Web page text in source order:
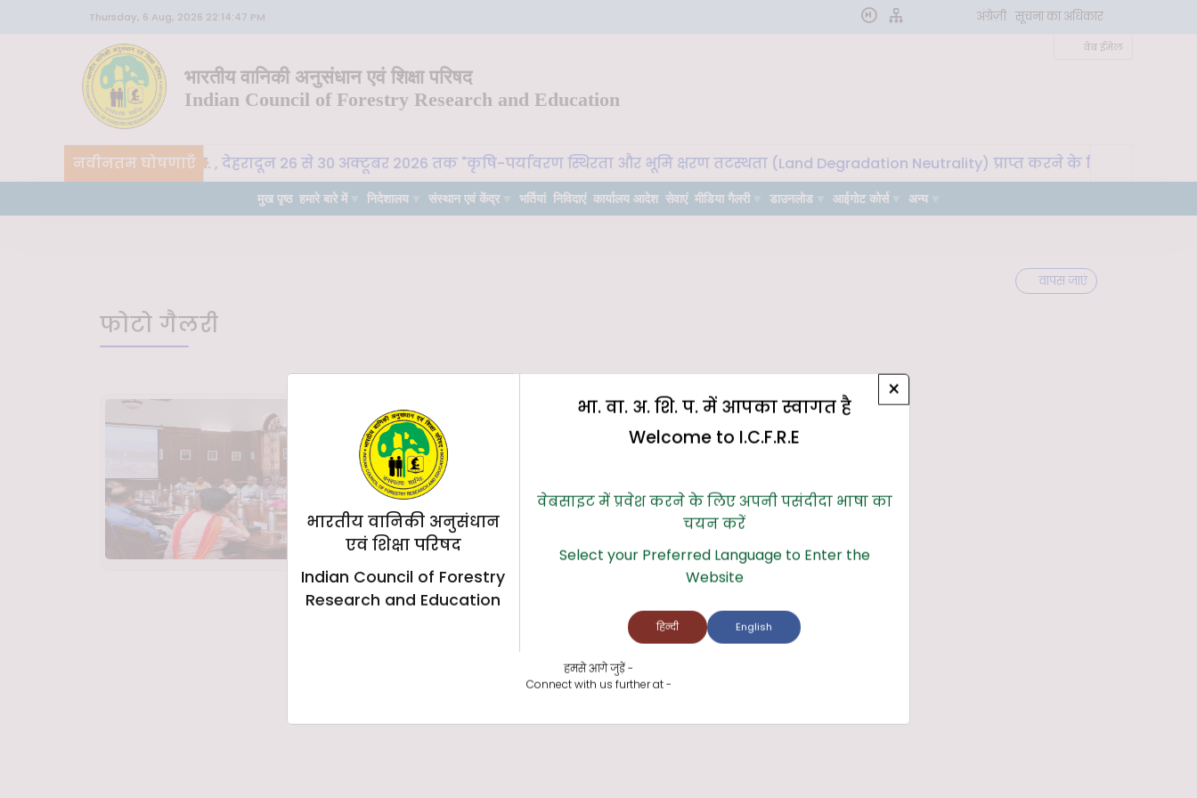
Thursday, 6 Aug, 2026 22:14:47 PM अंग्रेज़ी सूचना का अधिकार
भारतीय वानिकी अनुसंधान एवं शिक्षा परिषद
Indian Council of Forestry Research and Education
वेब ईमेल
नवीनतम घोषणाएँ
CoE-SLM, भा. वा. अ. शि. प. , देहरादून 26 से 30 अक्टूबर 2026 तक "कृषि-पर्यावरण स्थिरता और भूमि क्षरण तटस्थता (Land Degradation Neutrality) प्राप्त करने के लिए मृदा
मुख पृष्ठ हमारे बारे में निदेशालय संस्थान एवं केंद्र भर्तियां निविदाएं कार्यालय आदेश सेवाएं मीडिया गैलरी डाउनलोड आईगोट कोर्स अन्य
वापस जाएं
फोटो गैलरी
×
भारतीय वानिकी अनुसंधान
एवं शिक्षा परिषद
Indian Council of Forestry
Research and Education
भा. वा. अ. शि. प. में आपका स्वागत है
Welcome to I.C.F.R.E
वेबसाइट में प्रवेश करने के लिए अपनी पसंदीदा भाषा का
चयन करें
Select your Preferred Language to Enter the
Website
हिन्दी English
हमसे आगे जुड़ें -
Connect with us further at -